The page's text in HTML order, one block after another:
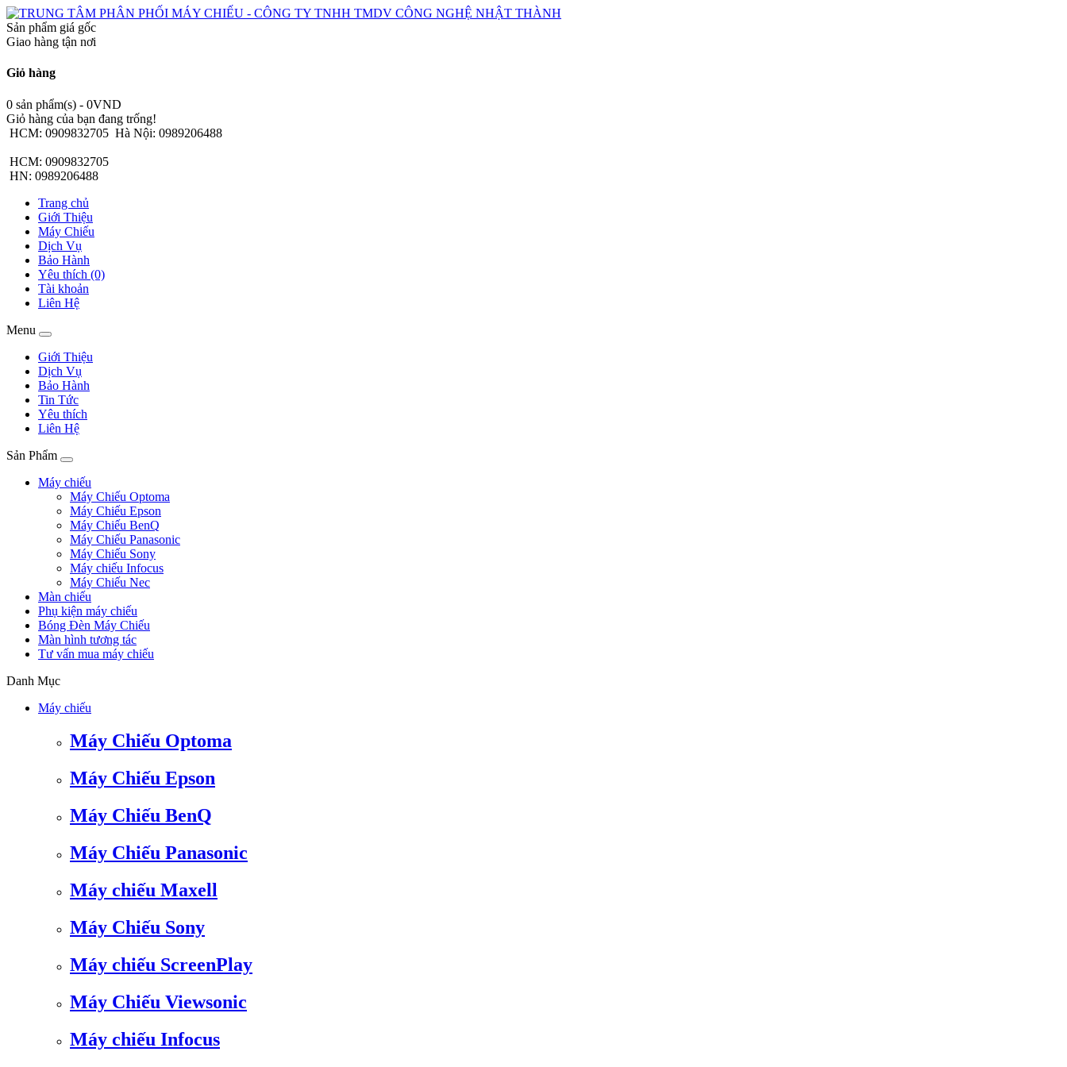
Sản phẩm giá gốc
Giao hàng tận nơi
Giỏ hàng
0 sản phẩm(s) - 0VND
Giỏ hàng của bạn đang trống!
HCM: 0909832705 Hà Nội: 0989206488
HCM: 0909832705
HN: 0989206488
Trang chủ
Giới Thiệu
Máy Chiếu
Dịch Vụ
Bảo Hành
Yêu thích (0)
Tài khoản
Liên Hệ
Menu
Giới Thiệu
Dịch Vụ
Bảo Hành
Tin Tức
Yêu thích
Liên Hệ
Sản Phẩm
Máy chiếu
Máy Chiếu Optoma
Máy Chiếu Epson
Máy Chiếu BenQ
Máy Chiếu Panasonic
Máy Chiếu Sony
Máy chiếu Infocus
Máy Chiếu Nec
Màn chiếu
Phụ kiện máy chiếu
Bóng Đèn Máy Chiếu
Màn hình tương tác
Tư vấn mua máy chiếu
Danh Mục
Máy chiếu
Máy Chiếu Optoma
Máy Chiếu Epson
Máy Chiếu BenQ
Máy Chiếu Panasonic
Máy chiếu Maxell
Máy Chiếu Sony
Máy chiếu ScreenPlay
Máy Chiếu Viewsonic
Máy chiếu Infocus